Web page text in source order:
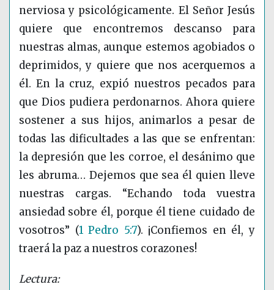
nerviosa y psicológicamente. El Señor Jesús
quiere que encontremos descanso para
nuestras almas, aunque estemos agobiados o
deprimidos, y quiere que nos acerquemos a
él. En la cruz, expió nuestros pecados para
que Dios pudiera perdonarnos. Ahora quiere
sostener a sus hijos, animarlos a pesar de
todas las dificultades a las que se enfrentan:
la depresión que les corroe, el desánimo que
les abruma… Dejemos que sea él quien lleve
nuestras cargas. “Echando toda vuestra
ansiedad sobre él, porque él tiene cuidado de
vosotros” (1 Pedro 5:7). ¡Confiemos en él, y
traerá la paz a nuestros corazones!